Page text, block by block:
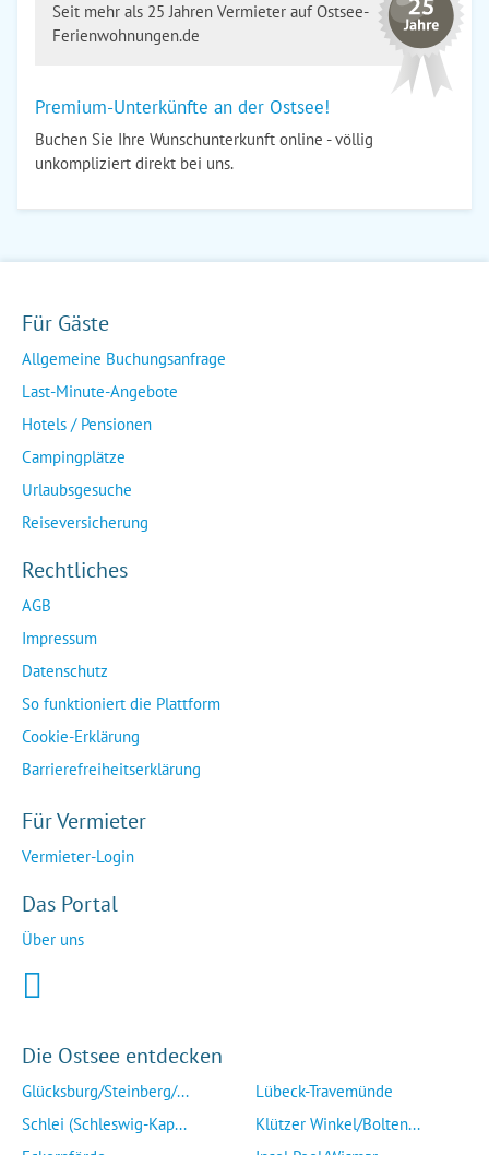
Seit mehr als 25 Jahren Vermieter auf Ostsee-
Ferienwohnungen.de
Premium-Unterkünfte an der Ostsee!
Buchen Sie Ihre Wunschunterkunft online - völlig
unkompliziert direkt bei uns.
Für Gäste
Allgemeine Buchungsanfrage
Last-Minute-Angebote
Hotels / Pensionen
Campingplätze
Urlaubsgesuche
Reiseversicherung
Rechtliches
AGB
Impressum
Datenschutz
So funktioniert die Plattform
Cookie-Erklärung
Barrierefreiheitserklärung
Für Vermieter
Vermieter-Login
Das Portal
Über uns
Die Ostsee entdecken
Glücksburg/Steinberg/...
Schlei (Schleswig-Kap...
Lübeck-Travemünde
Klützer Winkel/Bolten...